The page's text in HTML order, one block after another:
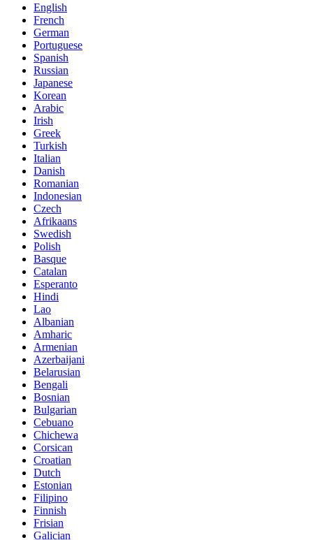
English
French
German
Portuguese
Spanish
Russian
Japanese
Korean
Arabic
Irish
Greek
Turkish
Italian
Danish
Romanian
Indonesian
Czech
Afrikaans
Swedish
Polish
Basque
Catalan
Esperanto
Hindi
Lao
Albanian
Amharic
Armenian
Azerbaijani
Belarusian
Bengali
Bosnian
Bulgarian
Cebuano
Chichewa
Corsican
Croatian
Dutch
Estonian
Filipino
Finnish
Frisian
Galician